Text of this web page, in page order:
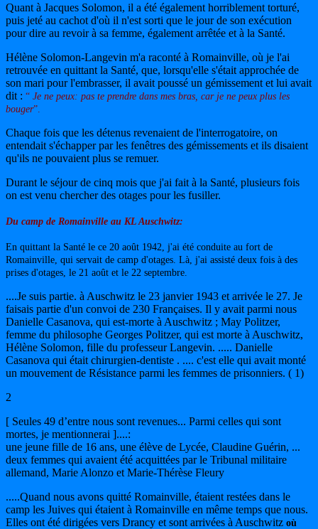
Quant à Jacques Solomon, il a été également horriblement torturé,
puis jeté au cachot d'où il n'est sorti que le jour de son exécution
pour dire au revoir à sa femme, également arrêtée et à la Santé.
Hélène Solomon-Langevin m'a raconté à Romainville, où je l'ai
retrouvée en quittant la Santé, que, lorsqu'elle s'était approchée de
son mari pour l'embrasser, il avait poussé un gémissement et lui avait
dit : “ Je ne peux: pas te prendre dans mes bras, car je ne peux plus les
bouger”.
Chaque fois que les détenus revenaient de l'interrogatoire, on
entendait s'échapper par les fenêtres des gémissements et ils disaient
qu'ils ne pouvaient plus se remuer.
Durant le séjour de cinq mois que j'ai fait à la Santé, plusieurs fois
on est venu chercher des otages pour les fusiller.
Du camp de Romainville au KL Auschwitz:
En quittant la Santé le ce 20 août 1942, j'ai été conduite au fort de
Romainville, qui servait de camp d'otages. Là, j'ai assisté deux fois à des
prises d'otages, le 21 août et le 22 septembre.
....Je suis partie. à Auschwitz le 23 janvier 1943 et arrivée le 27. Je
faisais partie d'un convoi de 230 Françaises. Il y avait parmi nous
Danielle Casanova, qui est-morte à Auschwitz ; May Politzer,
femme du philosophe Georges Politzer, qui est morte à Auschwitz,
Hélène Solomon, fille du professeur Langevin. ..... Danielle
Casanova qui était chirurgien-dentiste . .... c'est elle qui avait monté
un mouvement de Résistance parmi les femmes de prisonniers. ( 1)
2
[ Seules 49 d’entre nous sont revenues... Parmi celles qui sont
mortes, je mentionnerai ]....:
une jeune fille de 16 ans, une élève de Lycée, Claudine Guérin, ...
deux femmes qui avaient été acquittées par le Tribunal militaire
allemand, Marie Alonzo et Marie-Thérèse Fleury
.....Quand nous avons quitté Romainville, étaient restées dans le
camp les Juives qui étaient à Romainville en même temps que nous.
Elles ont été dirigées vers Drancy et sont arrivées à Auschwitz où